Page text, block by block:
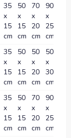
35
x
15
cm
50
x
15
cm
70
x
20
cm
90
x
25
cm
35
x
15
cm
50
x
15
cm
50
x
20
cm
50
x
30
cm
35
x
15
cm
50
x
15
cm
70
x
20
cm
90
x
25
cm